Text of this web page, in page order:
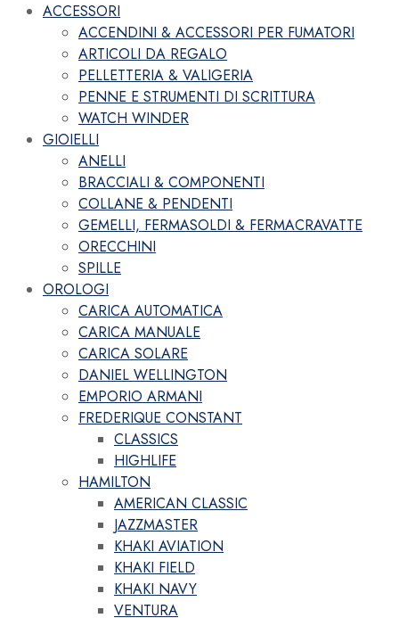
ACCESSORI
ACCENDINI & ACCESSORI PER FUMATORI
ARTICOLI DA REGALO
PELLETTERIA & VALIGERIA
PENNE E STRUMENTI DI SCRITTURA
WATCH WINDER
GIOIELLI
ANELLI
BRACCIALI & COMPONENTI
COLLANE & PENDENTI
GEMELLI, FERMASOLDI & FERMACRAVATTE
ORECCHINI
SPILLE
OROLOGI
CARICA AUTOMATICA
CARICA MANUALE
CARICA SOLARE
DANIEL WELLINGTON
EMPORIO ARMANI
FREDERIQUE CONSTANT
CLASSICS
HIGHLIFE
HAMILTON
AMERICAN CLASSIC
JAZZMASTER
KHAKI AVIATION
KHAKI FIELD
KHAKI NAVY
VENTURA